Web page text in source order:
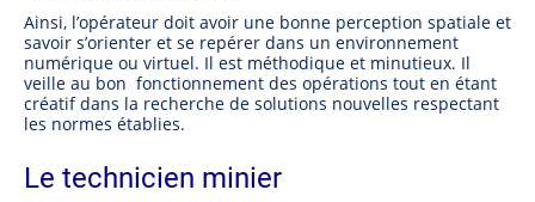
Ainsi, l’opérateur doit avoir une bonne perception spatiale et
savoir s’orienter et se repérer dans un environnement
numérique ou virtuel. Il est méthodique et minutieux. Il
veille au bon fonctionnement des opérations tout en étant
créatif dans la recherche de solutions nouvelles respectant
les normes établies.
Le technicien minier